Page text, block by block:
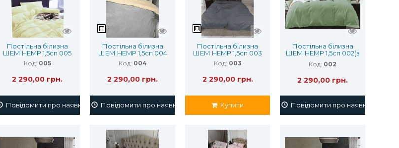
Постільна білизна
ШЕМ HEMP 1,5сп 005
Код: 005
2 290,00 грн.
Повідомити про наявність
Постільна білизна
ШЕМ HEMP 1,5сп 004
Код: 004
2 290,00 грн.
Повідомити про наявність
Постільна білизна
ШЕМ HEMP 1,5сп 003
Код: 003
2 290,00 грн.
Купити
Постільна білизна
ШЕМ HEMP 1,5сп 002(з
волокном)
Код: 002
2 290,00 грн.
Повідомити про наявність